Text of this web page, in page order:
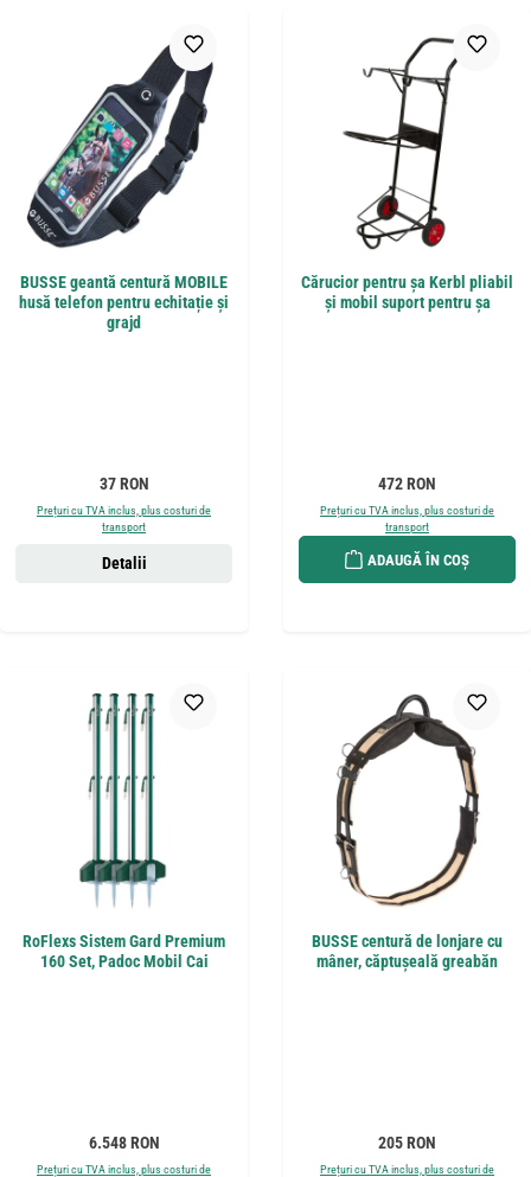
BUSSE geantă centură MOBILE
husă telefon pentru echitație și
grajd
Preț obișnuit:
37 RON
Prețuri cu TVA inclus, plus costuri de
transport
Detalii
Cărucior pentru șa Kerbl pliabil
și mobil suport pentru șa
Preț obișnuit:
472 RON
Prețuri cu TVA inclus, plus costuri de
transport
ADAUGĂ ÎN COȘ
RoFlexs Sistem Gard Premium
160 Set, Padoc Mobil Cai
Preț obișnuit:
6.548 RON
Prețuri cu TVA inclus, plus costuri de
BUSSE centură de lonjare cu
mâner, căptușeală greabăn
Preț obișnuit:
205 RON
Prețuri cu TVA inclus, plus costuri de